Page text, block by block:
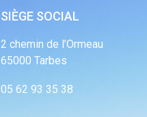
SIÈGE SOCIAL
2 chemin de l’Ormeau
65000 Tarbes
05 62 93 35 38